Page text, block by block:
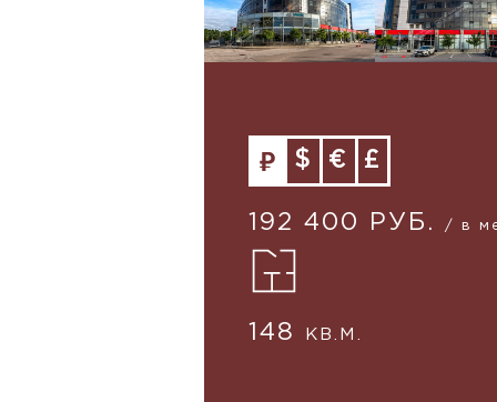
$ € £
192 400 РУБ. / в
148 КВ.М.